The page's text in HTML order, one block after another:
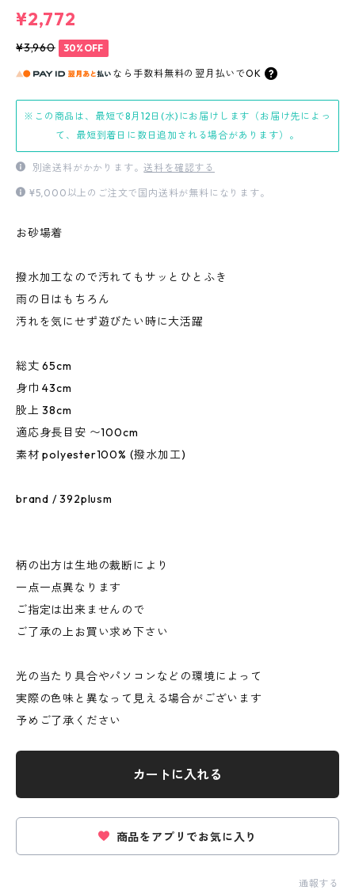
¥2,772
¥3,960 30%OFF
なら 手数料無料の 翌月払いでOK
※この商品は、最短で8月12日(水)にお届けします（お届け先によっ
て、最短到着日に数日追加される場合があります）。
別途送料がかかります。送料を確認する
¥5,000以上のご注文で国内送料が無料になります。
お砂場着
撥水加工なので汚れてもサッとひとふき
雨の日はもちろん
汚れを気にせず遊びたい時に大活躍
総丈 65cm
身巾 43cm
股上 38cm
適応身長目安 〜100cm
素材 polyester100% (撥水加工)
brand / 392plusm
柄の出方は生地の裁断により
一点一点異なります
ご指定は出来ませんので
ご了承の上お買い求め下さい
光の当たり具合やパソコンなどの環境によって
実際の色味と異なって見える場合がございます
予めご了承ください
カートに入れる
商品をアプリでお気に入り
通報する